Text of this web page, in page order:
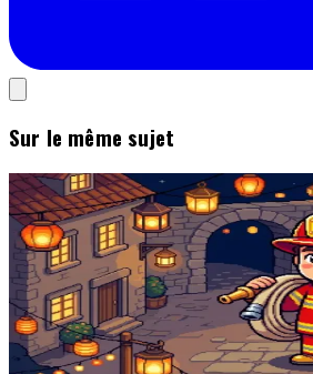
Sur le même sujet